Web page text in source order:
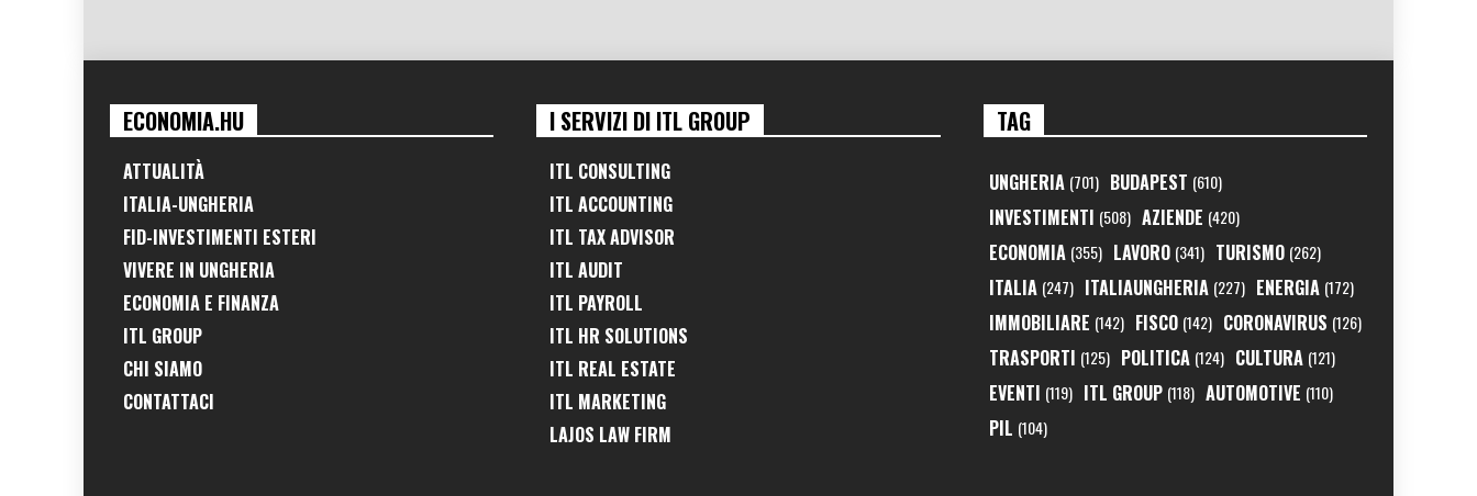
ECONOMIA.HU
ATTUALITÀ
ITALIA-UNGHERIA
FID-INVESTIMENTI ESTERI
VIVERE IN UNGHERIA
ECONOMIA E FINANZA
ITL GROUP
CHI SIAMO
CONTATTACI
I SERVIZI DI ITL GROUP
ITL CONSULTING
ITL ACCOUNTING
ITL TAX ADVISOR
ITL AUDIT
ITL PAYROLL
ITL HR SOLUTIONS
ITL REAL ESTATE
ITL MARKETING
LAJOS LAW FIRM
TAG
UNGHERIA (701) BUDAPEST (610)
INVESTIMENTI (508) AZIENDE (420)
ECONOMIA (355) LAVORO (341) TURISMO (262)
ITALIA (247) ITALIAUNGHERIA (227) ENERGIA (172)
IMMOBILIARE (142) FISCO (142) CORONAVIRUS (126)
TRASPORTI (125) POLITICA (124) CULTURA (121)
EVENTI (119) ITL GROUP (118) AUTOMOTIVE (110)
PIL (104)